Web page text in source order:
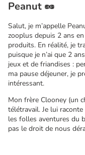
Peanut 🥜
Salut, je m’appelle
zooplus depuis 2 ans
produits. En réalité, je
puisque je n’ai que 2
jeux et de friandises :
ma pause déjeuner, je
intéressant.
Mon frère Clooney (un
télétravail. Je lui
les folles aventures du
pas le droit de nous